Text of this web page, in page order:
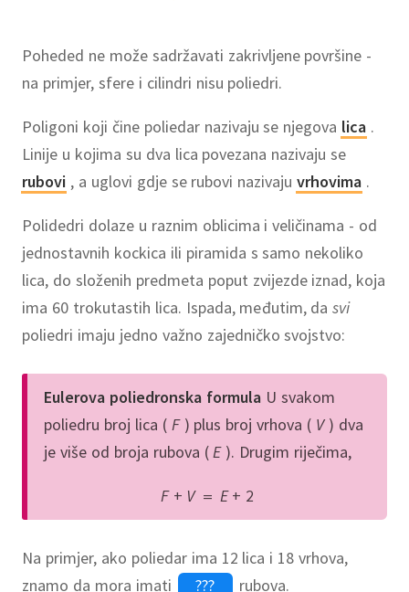
Poheded ne može sadržavati zakrivljene površine -
na primjer, sfere i cilindri nisu poliedri.
Poligoni koji čine poliedar nazivaju se njegova lica .
Linije u kojima su dva lica povezana nazivaju se
rubovi , a uglovi gdje se rubovi nazivajuvrhovima .
Polidedri dolaze u raznim oblicima i veličinama - od
jednostavnih kockica ili piramida s samo nekoliko
lica, do složenih predmeta poput zvijezde iznad, koja
ima 60 trokutastih lica. Ispada, međutim, dasvi
poliedri imaju jedno važno zajedničko svojstvo:
Eulerova poliedronska formulaU svakom
poliedru broj lica ( F) plus broj vrhova ( V) dva
je više od broja rubova (E). Drugim riječima,
F + V = E + 2
Na primjer, ako poliedar ima 12 lica i 18 vrhova,
znamo da mora imati
rubova.